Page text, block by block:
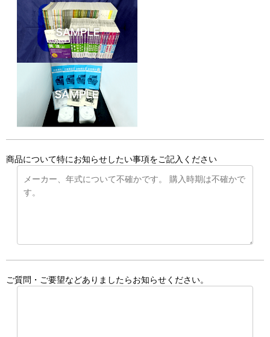
商品について特にお知らせしたい事項をご記入ください
ご質問・ご要望などありましたらお知らせください。